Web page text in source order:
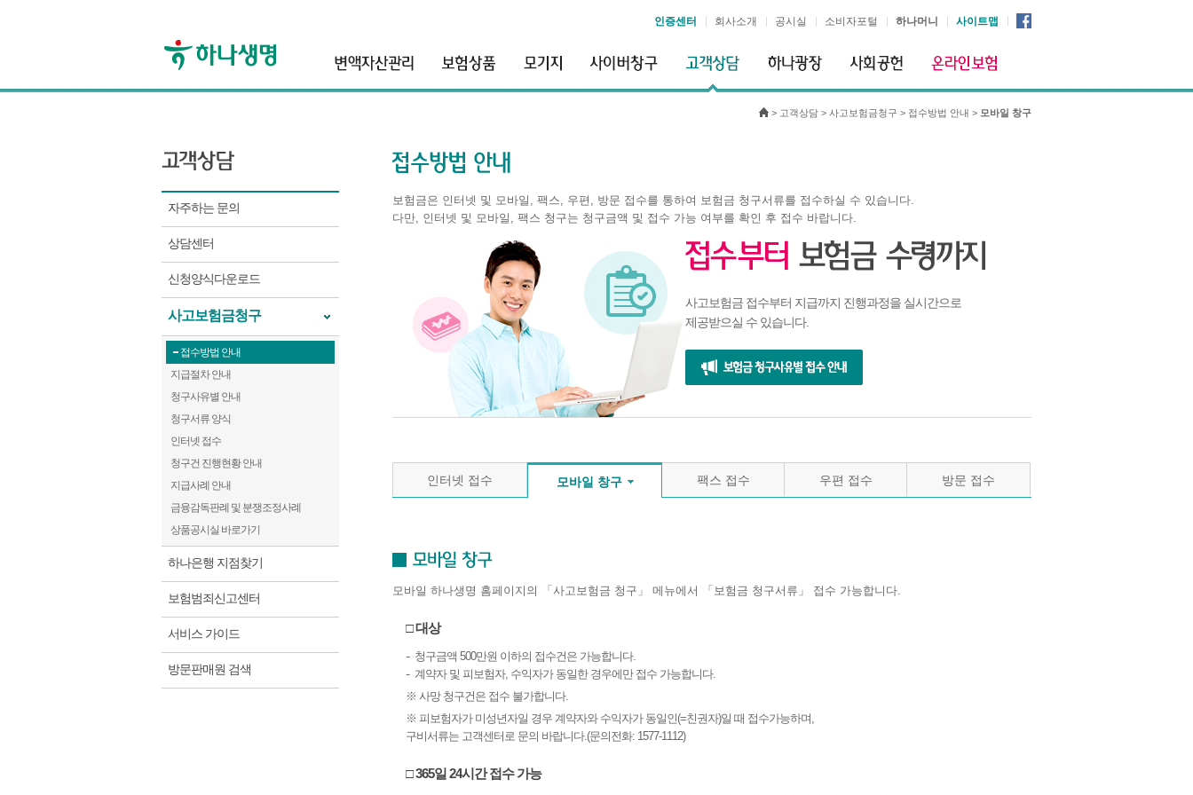
인증센터 회사소개 공시실 소비자포털 하나머니 사이트맵
자주하는 문의
상담센터
신청양식다운로드
사고보험금청구
접수방법 안내
지급절차 안내
청구사유별 안내
청구서류 양식
인터넷 접수
청구건 진행현황 안내
지급사례 안내
금융감독판례 및 분쟁조정사례
상품공시실 바로가기
하나은행 지점찾기
보험범죄신고센터
서비스 가이드
방문판매원 검색
> 고객상담 > 사고보험금청구 > 접수방법 안내 > 모바일 창구
보험금은 인터넷 및 모바일, 팩스, 우편, 방문 접수를 통하여 보험금 청구서류를 접수하실 수 있습니다.
다만, 인터넷 및 모바일, 팩스 청구는 청구금액 및 접수 가능 여부를 확인 후 접수 바랍니다.
사고보험금 접수부터 지급까지 진행과정을 실시간으로
제공받으실 수 있습니다.
인터넷 접수 모바일 창구 팩스 접수 우편 접수 방문 접수
모바일 하나생명 홈페이지의 「사고보험금 청구」 메뉴에서 「보험금 청구서류」 접수 가능합니다.
□ 대상
청구금액 500만원 이하의 접수건은 가능합니다.
계약자 및 피보험자, 수익자가 동일한 경우에만 접수 가능합니다.
※ 사망 청구건은 접수 불가합니다.
※ 피보험자가 미성년자일 경우 계약자와 수익자가 동일인(=친권자)일 때 접수가능하며,
구비서류는 고객센터로 문의 바랍니다.(문의전화: 1577-1112)
□ 365일 24시간 접수 가능